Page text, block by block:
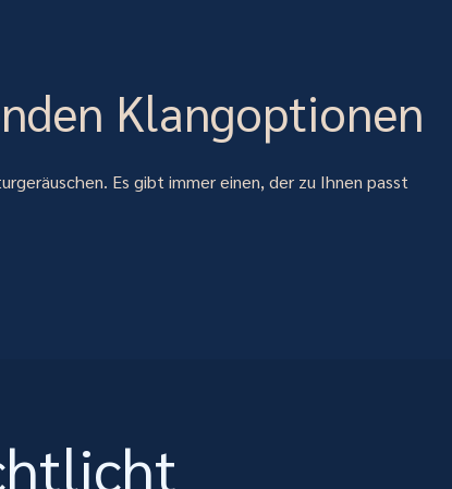
Klangoptionen
Es gibt immer einen, der zu Ihnen passt